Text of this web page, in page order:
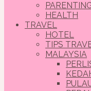
HEALTH
TRAVEL
HOTEL
TIPS
MALAYSIA